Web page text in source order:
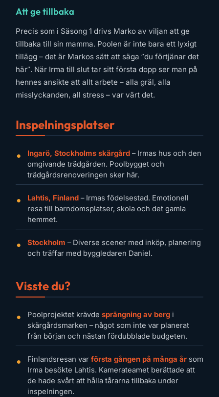
Att ge tillbaka
Precis som i Säsong 1 drivs Marko av viljan att ge
tillbaka till sin mamma. Poolen är inte bara ett lyxigt
tillägg – det är Markos sätt att säga ”du förtjänar det
här”. När Irma till slut tar sitt första dopp ser man på
hennes ansikte att allt arbete – alla gräl, alla
misslyckanden, all stress – var värt det.
Inspelningsplatser
Ingarö, Stockholms skärgård – Irmas hus och den
omgivande trädgården. Poolbygget och
trädgårdsrenoveringen sker här.
Lahtis, Finland – Irmas födelsestad. Emotionell
resa till barndomsplatser, skola och det gamla
hemmet.
Stockholm – Diverse scener med inköp, planering
och träffar med byggledaren Daniel.
Visste du?
Poolprojektet krävde sprängning av berg i
skärgårdsmarken – något som inte var planerat
från början och nästan fördubblade budgeten.
Finlandsresan var första gången på många år som
Irma besökte Lahtis. Kamerateamet berättade att
de hade svårt att hålla tårarna tillbaka under
inspelningen.